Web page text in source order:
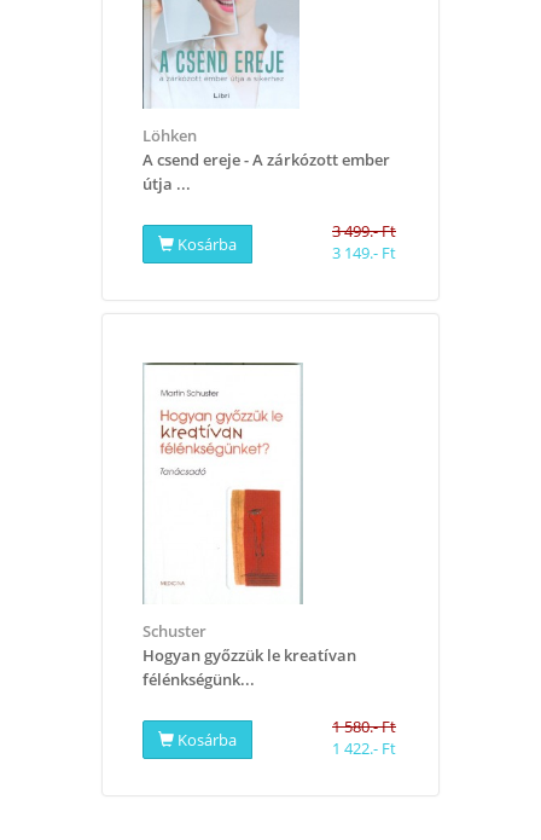
Löhken
​A csend ereje - A zárkózott ember
útja ...
Kosárba
3 499.- Ft
3 149.- Ft
Schuster
Hogyan győzzük le kreatívan
félénkségünk...
Kosárba
1 580.- Ft
1 422.- Ft